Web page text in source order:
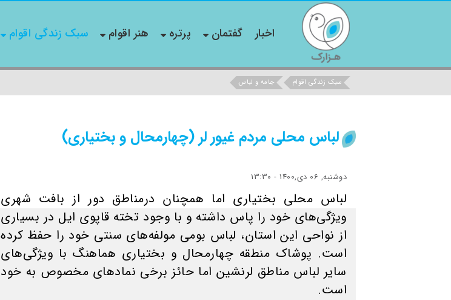
اخبار گفتمان پرتره هنر اقوام سبک زندگی اقوام
سبک زندگی اقوام جامه و لباس
لباس محلی مردم غیور لر (چهارمحال و بختیاری)
دوشنبه, 06 دی,1400 - 13:30
لباس محلی بختیاری اما همچنان درمناطق دور از بافت شهری
ویژگی‌های خود را پاس داشته و با وجود تخته قاپوی ایل در بسیاری
از نواحی این استان، لباس بومی مولفه‌های سنتی خود را حفظ کرده
است. پوشاک منطقه چهارمحال و بختیاری هماهنگ با ویژگی‌های
سایر لباس مناطق لرنشین اما حائز برخی نمادهای مخصوص به خود
است.